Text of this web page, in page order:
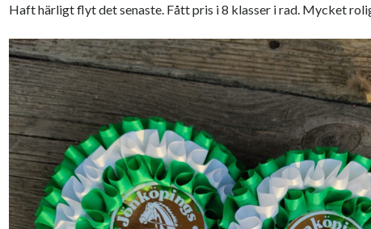
Haft härligt flyt det senaste. Fått pris i 8 klasser i rad. Mycket